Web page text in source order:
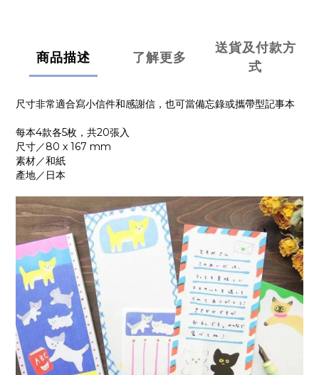
商品描述 了解更多
送貨及付款方
式
尺寸非常適合寫小信件和感謝信，也可當備忘錄或攜帶型記事本
每本4款各5枚，共20張入
尺寸／80 x 167 mm
素材／和紙
產地／日本